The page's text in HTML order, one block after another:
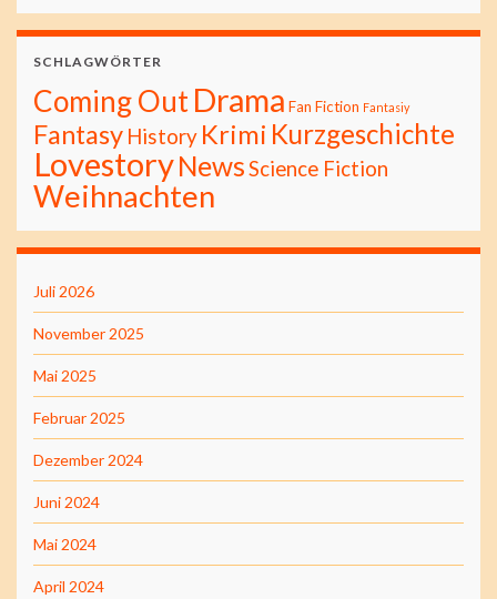
SCHLAGWÖRTER
Coming OutDrama Fan Fiction Fantasiy
Fantasy History Krimi Kurzgeschichte
LovestoryNewsScience Fiction
Weihnachten
Juli 2026
November 2025
Mai 2025
Februar 2025
Dezember 2024
Juni 2024
Mai 2024
April 2024